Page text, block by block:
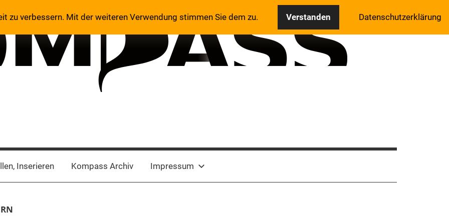
Inserieren Kompass Archiv Impressum
zu verbessern. Mit der weiteren Verwendung stimmen Sie dem zu. Verstanden Datenschutzerklärung